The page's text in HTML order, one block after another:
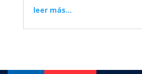
Morandé 59, Santiago de Chile